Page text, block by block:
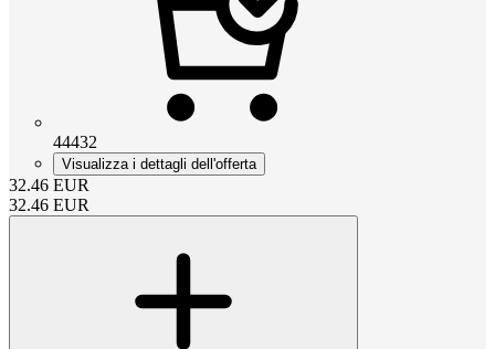
44432
Visualizza i dettagli dell'offerta
32.46 EUR
32.46 EUR